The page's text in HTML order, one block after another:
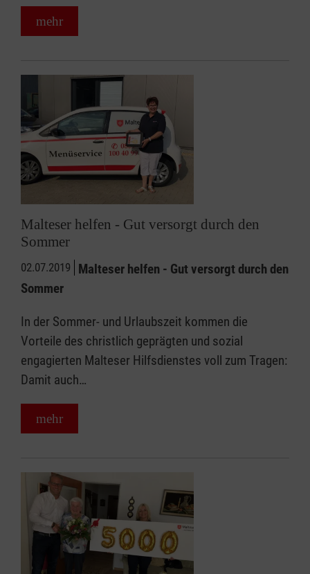
mehr
Malteser helfen - Gut versorgt durch den
Sommer
02.07.2019
Malteser helfen - Gut versorgt durch den
Sommer
In der Sommer- und Urlaubszeit kommen die
Vorteile des christlich geprägten und sozial
engagierten Malteser Hilfsdienstes voll zum Tragen:
Damit auch…
mehr